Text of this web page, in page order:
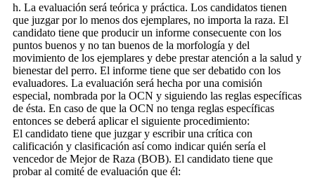
h. La evaluación será teórica y práctica. Los candidatos tienen
que juzgar por lo menos dos ejemplares, no importa la raza. El
candidato tiene que producir un informe consecuente con los
puntos buenos y no tan buenos de la morfología y del
movimiento de los ejemplares y debe prestar atención a la salud y
bienestar del perro. El informe tiene que ser debatido con los
evaluadores. La evaluación será hecha por una comisión
especial, nombrada por la OCN y siguiendo las reglas específicas
de ésta. En caso de que la OCN no tenga reglas específicas
entonces se deberá aplicar el siguiente procedimiento:
El candidato tiene que juzgar y escribir una crítica con
calificación y clasificación así como indicar quién sería el
vencedor de Mejor de Raza (BOB). El candidato tiene que
probar al comité de evaluación que él: